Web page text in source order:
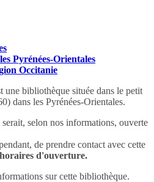
Pyrénées-Orientales
Occitanie
bibliothèque située dans le petit
dans les Pyrénées-Orientales.
selon nos informations, ouverte
de prendre contact avec cette
horaires d'ouverture.
sur cette bibliothèque.